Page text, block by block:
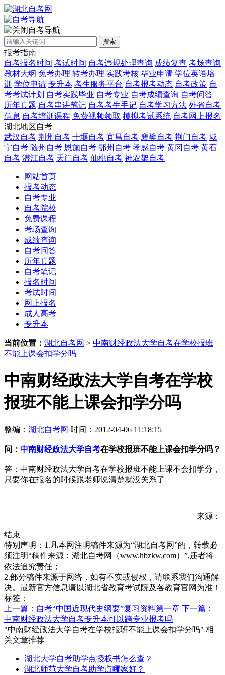
自考导航
搜索
报考指南
自考报名时间 考试时间 自考违规处理查询 成绩复查 考场查询
教材大纲 免考办理 转考办理 实践考核 毕业申请 学位英语培
训 学位申请 专升本 考生服务平台 自考报考动态 自考政策 自
考考试计划 自考实践毕业 自考专业 自考成绩查询 自考问答
历年真题 自考串讲笔记 自考考生手记 自考学习方法 外省自考
信息 自考培训课程 免费视频领取 模拟考试系统 自考网上报名
湖北地区自考
武汉自考 荆州自考 十堰自考 宜昌自考 襄樊自考 荆门自考 咸
宁自考 随州自考 恩施自考 鄂州自考 孝感自考 黄冈自考 黄石
自考 潜江自考 天门自考 仙桃自考 神农架自考
网站首页
报考动态
自考专业
自考院校
免费课程
考场查询
成绩查询
自考问答
历年真题
自考笔记
报名时间
考试时间
网上报名
成人高考
专升本
当前位置： 湖北自考网 > 中南财经政法大学自考在学校报班
不能上课会扣学分吗
中南财经政法大学自考在学校
报班不能上课会扣学分吗
整编： 湖北自考网 时间：2012-04-06 11:18:15
问： 中南财经政法大学自考在学校报班不能上课会扣学分吗？
答：中南财经政法大学自考在学校报班不能上课不会扣学分，
只要你在报名的时候跟老师说清楚就没关系了
来源：
结束
特别声明：1.凡本网注明稿件来源为“湖北自考网”的，转载必
须注明“稿件来源：湖北自考网（www.hbzkw.com）”,违者将
依法追究责任；
2.部分稿件来源于网络，如有不实或侵权，请联系我们沟通解
决。最新官方信息请以湖北省教育考试院及各教育官网为准！
标签：
上一篇：自考“中国近现代史纲要”复习资料第一章 下一篇：
中南财经政法大学自考专升本可以跨专业报考吗
"中南财经政法大学自考在学校报班不能上课会扣学分吗" 相
关文章推荐
湖北大学自考助学点授权书怎么查？
湖北师范大学自考助学点哪家好？